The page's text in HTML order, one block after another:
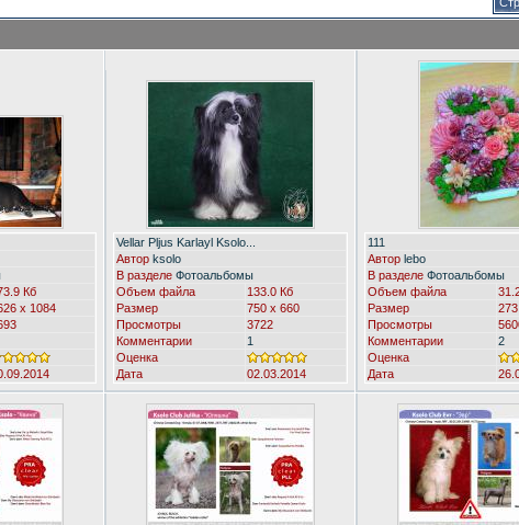
Кб
x 1084
Vellar Pljus Karlayl Ksolo...
Автор ksolo
В разделе Фотоальбомы
Объем файла
133.0 Кб
Размер
750 x 660
Просмотры
3722
Комментарии
1
Оценка
Дата
02.03.2014
111
Автор lebo
В разделе Фотоальбомы
Объем файла
Размер
Просмотры
Комментарии
2
Оценка
Дата